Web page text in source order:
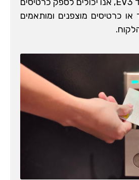
או כרטיסים מוצפנים ומותאמים